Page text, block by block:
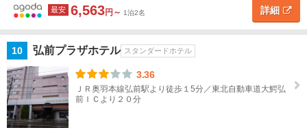
手
宮
城
秋
田
最安 6,563円～ 1泊2名 詳細
10 弘前プラザホテル スタンダードホテル
3.36
ＪＲ奥羽本線弘前駅より徒歩１5分／東北自動車道大鰐弘
前ＩＣより２０分